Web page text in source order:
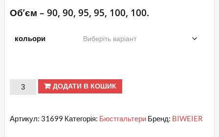
Об’єм – 90, 90, 95, 95, 100, 100.
кольори
BIWEIER
ДОДАТИ В КОШИК
Артикул: 31699 Категорія: Бюстгальтери Бренд: BIWEIER